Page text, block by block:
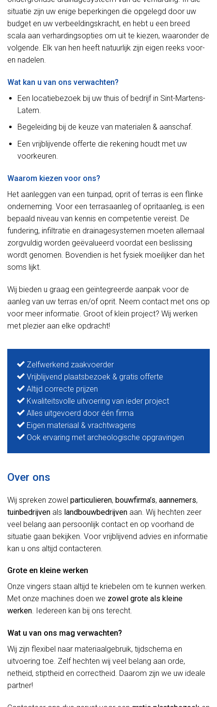
situatie zijn uw enige beperkingen die opgelegd door uw
budget en uw verbeeldingskracht, en hebt u een breed
scala aan verhardingsopties om uit te kiezen, waaronder de
volgende. Elk van hen heeft natuurlijk zijn eigen reeks voor-
en nadelen.
Wat kan u van ons verwachten?
Een locatiebezoek bij uw thuis of bedrijf in Sint-Martens-
Latem.
Begeleiding bij de keuze van materialen & aanschaf.
Een vrijblijvende offerte die rekening houdt met uw
voorkeuren.
Waarom kiezen voor ons?
Het aanleggen van een tuinpad, oprit of terras is een flinke
onderneming. Voor een terrasaanleg of opritaanleg, is een
bepaald niveau van kennis en competentie vereist. De
fundering, infiltratie en drainagesystemen moeten allemaal
zorgvuldig worden geëvalueerd voordat een beslissing
wordt genomen. Bovendien is het fysiek moeilijker dan het
soms lijkt.
Wij bieden u graag een geïntegreerde aanpak voor de
aanleg van uw terras en/of oprit. Neem contact met ons op
voor meer informatie. Groot of klein project? Wij werken
met plezier aan elke opdracht!
Zelfwerkend zaakvoerder
Vrijblijvend plaatsbezoek & gratis offerte
Altijd correcte prijzen
Kwaliteitsvolle uitvoering van ieder project
Alles uitgevoerd door één firma
Eigen materiaal & vrachtwagens
Ook ervaring met archeologische opgravingen
Over ons
Wij spreken zowel particulieren, bouwfirma’s, aannemers,
tuinbedrijven als landbouwbedrijven aan. Wij hechten zeer
veel belang aan persoonlijk contact en op voorhand de
situatie gaan bekijken. Voor vrijblijvend advies en informatie
kan u ons altijd contacteren.
Grote en kleine werken
Onze vingers staan altijd te kriebelen om te kunnen werken.
Met onze machines doen we zowel grote als kleine
werken. Iedereen kan bij ons terecht.
Wat u van ons mag verwachten?
Wij zijn flexibel naar materiaalgebruik, tijdschema en
uitvoering toe. Zelf hechten wij veel belang aan orde,
netheid, stiptheid en correctheid. Daarom zijn we uw ideale
partner!